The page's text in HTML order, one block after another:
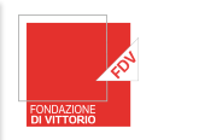
Salta
principale